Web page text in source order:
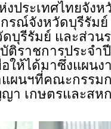
ประเทศไทยจังห
รณ์จังหวัดบุรีรัม
บุรีรัมย์ และส่วน
บัติราชการประจ
ให้ได้มาซึ่งแผน
ผนฯที่คณะกรรม
า เกษตรและสห